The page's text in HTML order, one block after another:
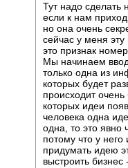
Тут надо сделать
если к нам
но она очень
сейчас у меня
это признак
Мы начинаем
только одна из
которых будет
происходит
которых идеи
человека одна
одна, то это явно
потому что у
придумать идею
выстроить